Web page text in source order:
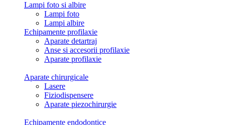
Lampi foto si albire
Lampi foto
Lampi albire
Echipamente profilaxie
Aparate detartraj
Anse si accesorii profilaxie
Aparate profilaxie
Aparate chirurgicale
Lasere
Fiziodispensere
Aparate piezochirurgie
Echipamente endodontice